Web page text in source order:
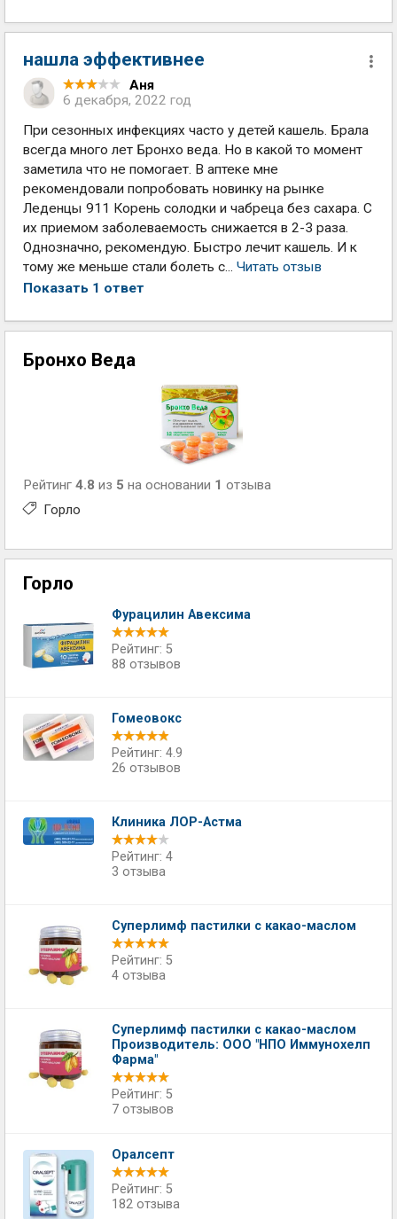
нашла эффективнее
Аня
6 декабря, 2022 год
При сезонных инфекциях часто у детей кашель. Брала
всегда много лет Бронхо веда. Но в какой то момент
заметила что не помогает. В аптеке мне
рекомендовали попробовать новинку на рынке
Леденцы 911 Корень солодки и чабреца без сахара. С
их приемом заболеваемость снижается в 2-3 раза.
Однозначно, рекомендую. Быстро лечит кашель. И к
тому же меньше стали болеть с... Читать отзыв
Показать 1 ответ
Бронхо Веда
Рейтинг 4.8 из 5 на основании 1 отзыва
Горло
Горло
Фурацилин Авексима
Рейтинг: 5
88 отзывов
Гомеовокс
Рейтинг: 4.9
26 отзывов
Клиника ЛОР-Астма
Рейтинг: 4
3 отзыва
Суперлимф пастилки с какао-маслом
Рейтинг: 5
4 отзыва
Суперлимф пастилки с какао-маслом
Производитель: ООО "НПО Иммунохелп
Фарма"
Рейтинг: 5
7 отзывов
Оралсепт
Рейтинг: 5
182 отзыва